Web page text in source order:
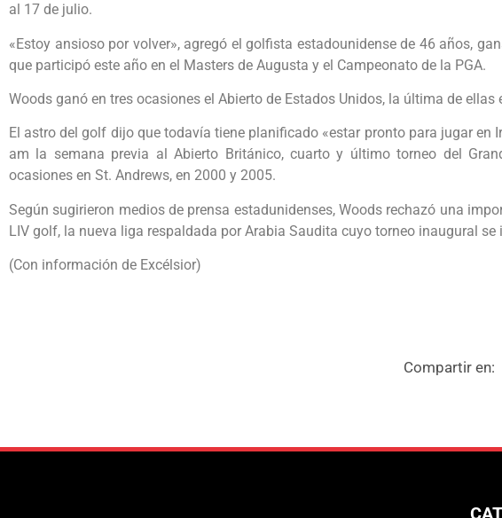
al 17 de julio.
«Estoy ansioso por volver», agregó el golfista estadounidense de 46 años,
que participó este año en el Masters de Augusta y el Campeonato de la PGA.
Woods ganó en tres ocasiones el Abierto de Estados Unidos, la última de ellas
El astro del golf dijo que todavía tiene planificado «estar pronto para jugar en
am la semana previa al Abierto Británico, cuarto y último torneo del
ocasiones en St. Andrews, en 2000 y 2005.
Según sugirieron medios de prensa estadunidenses, Woods rechazó una
LIV golf, la nueva liga respaldada por Arabia Saudita cuyo torneo inaugural se
(Con información de Excélsior)
Compartir en: